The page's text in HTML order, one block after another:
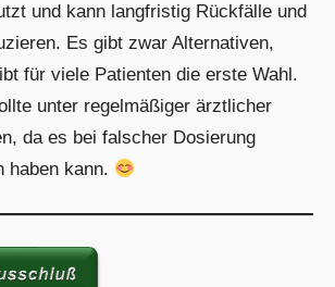
und kann langfristig Rückfälle und
Es gibt zwar Alternativen,
für viele Patienten die erste Wahl.
unter regelmäßiger ärztlicher
da es bei falscher Dosierung
haben kann.